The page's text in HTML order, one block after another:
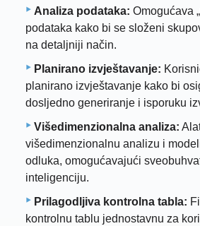
Analiza podataka: Omogućava
podataka kako bi se složeni
na detaljniji način.
Planirano izvještavanje:
planirano izvještavanje kako bi
dosljedno generiranje i isporuku
Višedimenzionalna analiza:
višedimenzionalnu analizu i
odluka, omogućavajući
inteligenciju.
Prilagodljiva kontrolna tabla:
kontrolnu tablu jednostavnu za